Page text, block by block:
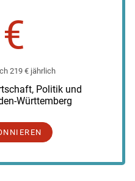
219 € jährlich
Politik und
Württemberg